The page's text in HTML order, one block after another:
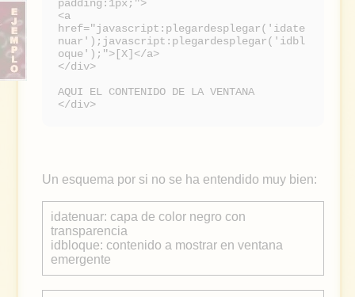
padding:1px;">
<a
href="javascript:plegardesplegar('idate
nuar');javascript:plegardesplegar('idbl
oque');">[X]</a>
</div>
AQUI EL CONTENIDO DE LA VENTANA
</div>
Un esquema por si no se ha entendido muy bien:
idatenuar: capa de color negro con
transparencia
idbloque: contenido a mostrar en ventana
emergente